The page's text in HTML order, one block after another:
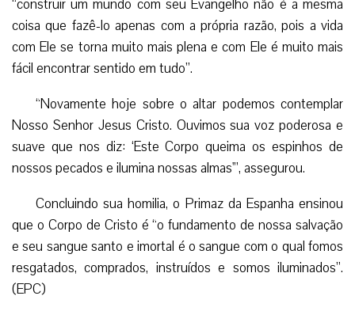
“construir um mundo com seu Evangelho não é a mesma
coisa que fazê-lo apenas com a própria razão, pois a vida
com Ele se torna muito mais plena e com Ele é muito mais
fácil encontrar sentido em tudo”.
“Novamente hoje sobre o altar podemos contemplar
Nosso Senhor Jesus Cristo. Ouvimos sua voz poderosa e
suave que nos diz: ‘Este Corpo queima os espinhos de
nossos pecados e ilumina nossas almas'”, assegurou.
Concluindo sua homilia, o Primaz da Espanha ensinou
que o Corpo de Cristo é “o fundamento de nossa salvação
e seu sangue santo e imortal é o sangue com o qual fomos
resgatados, comprados, instruídos e somos iluminados”.
(EPC)